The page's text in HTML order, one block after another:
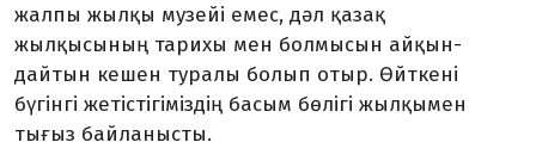
жалпы жылқы музейі емес, дәл қазақ
жылқысының тарихы мен болмысын айқын­
дайтын кешен туралы болып отыр. Өйткені
бүгінгі жетісті­гіміздің басым бөлігі жылқымен
тығыз байланысты.